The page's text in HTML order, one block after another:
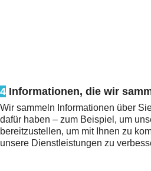
4 Informationen, die wir
Wir sammeln Informationen über
dafür haben – zum Beispiel, um
bereitzustellen, um mit Ihnen zu
unsere Dienstleistungen zu